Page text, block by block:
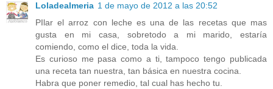
Loladealmeria 1 de mayo de 2012 a las 20:52
PIlar el arroz con leche es una de las recetas que mas
gusta en mi casa, sobretodo a mi marido, estaría
comiendo, como el dice, toda la vida.
Es curioso me pasa como a ti, tampoco tengo publicada
una receta tan nuestra, tan básica en nuestra cocina.
Habra que poner remedio, tal cual has hecho tu.